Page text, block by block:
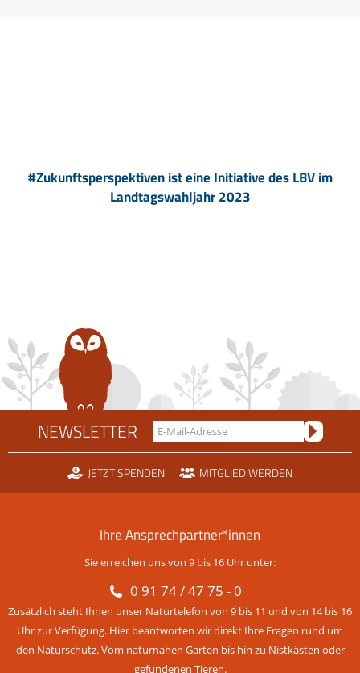
#Zukunftsperspektiven ist eine Initiative des LBV im
Landtagswahljahr 2023
NEWSLETTER
JETZT SPENDEN MITGLIED WERDEN
Ihre Ansprechpartner*innen
Sie erreichen uns von 9 bis 16 Uhr unter:
0 91 74 / 47 75 - 0
Zusätzlich steht Ihnen unser Naturtelefon von 9 bis 11 und von 14 bis 16
Uhr zur Verfügung. Hier beantworten wir direkt Ihre Fragen rund um
den Naturschutz. Vom naturnahen Garten bis hin zu Nistkästen oder
gefundenen Tieren.